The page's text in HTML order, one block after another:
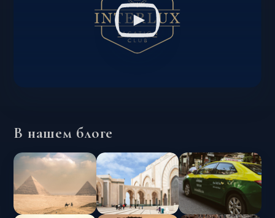
В нашем блоге